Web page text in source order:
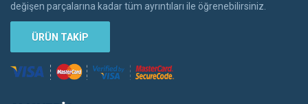
değişen parçalarına kadar tüm ayrıntıları ile öğrenebilirsiniz.
ÜRÜN TAKİP